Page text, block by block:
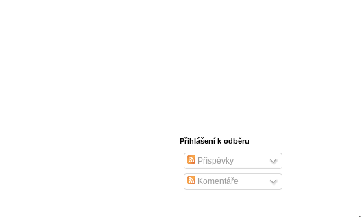
Přihlášení k odběru
Příspěvky
Komentáře